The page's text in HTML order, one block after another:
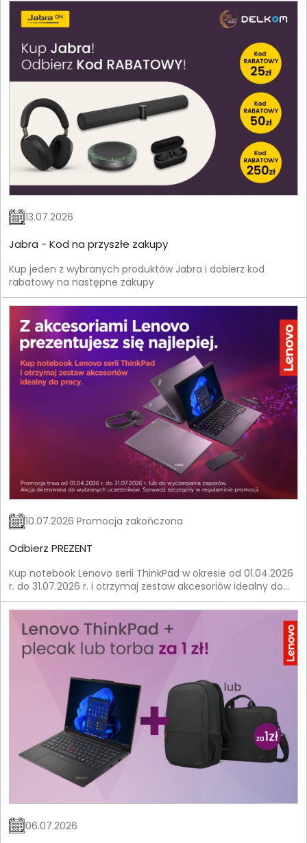
13.07.2026
Jabra - Kod na przyszłe zakupy
Kup jeden z wybranych produktów Jabra i dobierz kod
rabatowy na następne zakupy
10.07.2026 Promocja zakończona
Odbierz PREZENT
Kup notebook Lenovo serii ThinkPad w okresie od 01.04.2026
r. do 31.07.2026 r. i otrzymaj zestaw akcesoriów idealny do
pracy.
06.07.2026